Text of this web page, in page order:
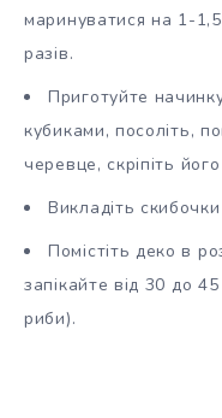
маринуватися на 1-
разів.
Приготуйте
кубиками, посоліть,
черевце, скріпіть
Викладіть
Помістіть деко в
запікайте від 30 до
риби).